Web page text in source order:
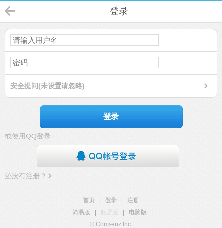
登录
安全提问(未设置请忽略)
登录
或使用QQ登录
还没有注册？
首页 登录
注册
简易版
触屏版 电脑版
© Comsenz Inc.